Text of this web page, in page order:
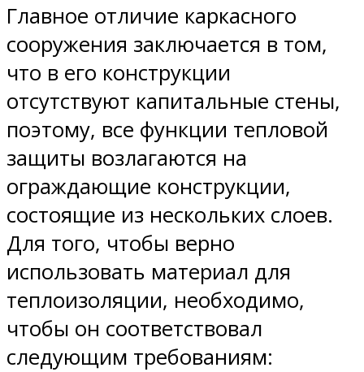
Главное отличие каркасного
сооружения заключается в том,
что в его конструкции
отсутствуют капитальные стены,
поэтому, все функции тепловой
защиты возлагаются на
ограждающие конструкции,
состоящие из нескольких слоев.
Для того, чтобы верно
использовать материал для
теплоизоляции, необходимо,
чтобы он соответствовал
следующим требованиям: